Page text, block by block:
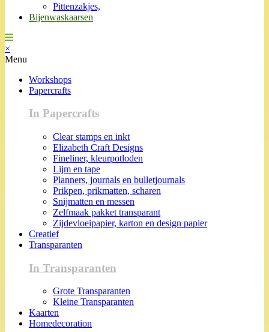
Pittenzakjes,
Bijenwaskaarsen
×
Menu
Workshops
Papercrafts
In Papercrafts
Clear stamps en inkt
Elizabeth Craft Designs
Fineliner, kleurpotloden
Lijm en tape
Planners, journals en bulletjournals
Prikpen, prikmatten, scharen
Snijmatten en messen
Zelfmaak pakket transparant
Zijdevloeipapier, karton en design papier
Creatief
Transparanten
In Transparanten
Grote Transparanten
Kleine Transparanten
Kaarten
Homedecoration